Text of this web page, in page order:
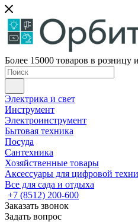
Более 15000 товаров в розницу
Электрика и свет
Инструмент
Электроинструмент
Бытовая техника
Посуда
Сантехника
Хозяйственные товары
Аксессуары для цифровой
Все для сада и отдыха
+7 (8512) 200-600
Заказать звонок
Задать вопрос